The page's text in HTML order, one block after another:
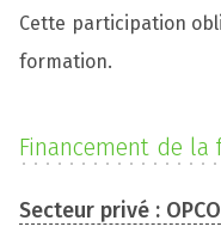
Cette participation
formation.
Financement de la
Secteur privé : OPCO